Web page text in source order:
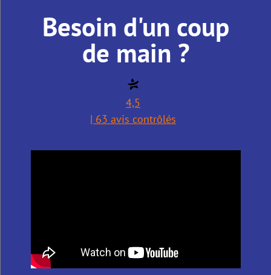
Besoin d'un coup
de main ?
4,5
| 63 avis contrôlés